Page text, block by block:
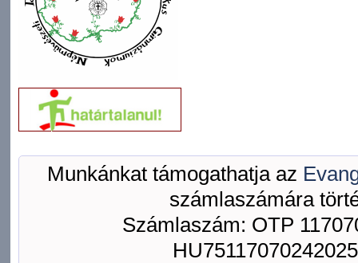
Munkánkat támogathatja az
számlaszámára
Számlaszám: OTP